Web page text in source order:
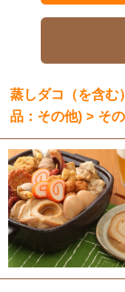
蒸しダコ（を含む
品：その他) > そ